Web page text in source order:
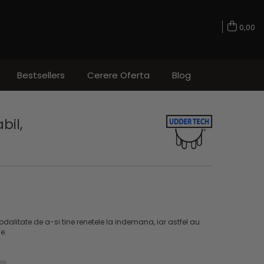
0,00
Bestsellers Cerere Oferta Blog
de a-si tine renetele la indemana, iar astfel au